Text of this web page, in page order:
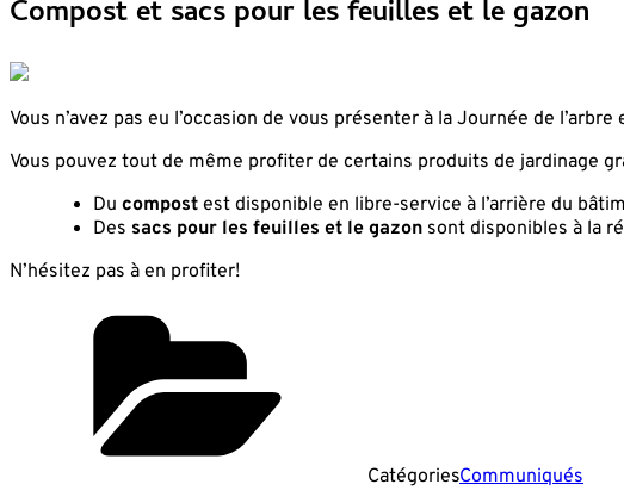
Compost et sacs pour les feuilles et le gazon
Vous n’avez pas eu l’occasion de vous présenter à la Journée de
Vous pouvez tout de même profiter de certains produits de jardinage
Du compost est disponible en libre-service à l’arrière du
Des sacs pour les feuilles et le gazon sont disponibles à la
N’hésitez pas à en profiter!
CatégoriesCommuniqués